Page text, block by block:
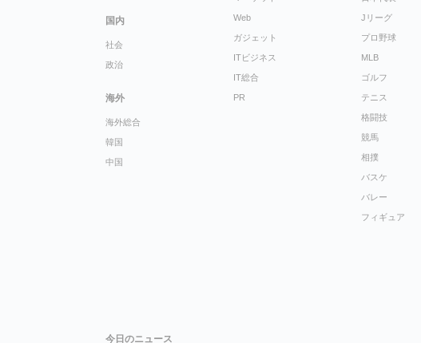
国内
社会
政治
海外
海外総合
韓国
中国
Web
ガジェット
ITビジネス
IT総合
PR
Jリーグ
プロ野球
MLB
ゴルフ
テニス
格闘技
競馬
相撲
バスケ
バレー
フィギュア
今日のニュース